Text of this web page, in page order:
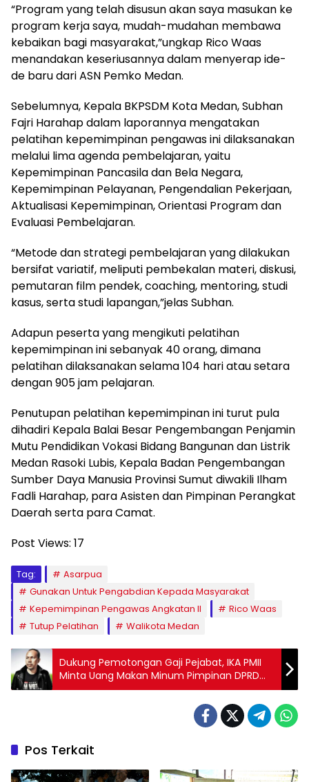
“Program yang telah disusun akan saya masukan ke
program kerja saya, mudah-mudahan membawa
kebaikan bagi masyarakat,”ungkap Rico Waas
menandakan keseriusannya dalam menyerap ide-
de baru dari ASN Pemko Medan.
Sebelumnya, Kepala BKPSDM Kota Medan, Subhan
Fajri Harahap dalam laporannya mengatakan
pelatihan kepemimpinan pengawas ini dilaksanakan
melalui lima agenda pembelajaran, yaitu
Kepemimpinan Pancasila dan Bela Negara,
Kepemimpinan Pelayanan, Pengendalian Pekerjaan,
Aktualisasi Kepemimpinan, Orientasi Program dan
Evaluasi Pembelajaran.
“Metode dan strategi pembelajaran yang dilakukan
bersifat variatif, meliputi pembekalan materi, diskusi,
pemutaran film pendek, coaching, mentoring, studi
kasus, serta studi lapangan,”jelas Subhan.
Adapun peserta yang mengikuti pelatihan
kepemimpinan ini sebanyak 40 orang, dimana
pelatihan dilaksanakan selama 104 hari atau setara
dengan 905 jam pelajaran.
Penutupan pelatihan kepemimpinan ini turut pula
dihadiri Kepala Balai Besar Pengembangan Penjamin
Mutu Pendidikan Vokasi Bidang Bangunan dan Listrik
Medan Rasoki Lubis, Kepala Badan Pengembangan
Sumber Daya Manusia Provinsi Sumut diwakili Ilham
Fadli Harahap, para Asisten dan Pimpinan Perangkat
Daerah serta para Camat.
Post Views: 17
Tag:
Asarpua
Gunakan Untuk Pengabdian Kepada Masyarakat
Kepemimpinan Pengawas Angkatan II
Rico Waas
Tutup Pelatihan
Walikota Medan
Dukung Pemotongan Gaji Pejabat, IKA PMII
Minta Uang Makan Minum Pimpinan DPRD
Sumut Dialihkan ke Korban Banjir
Pos Terkait